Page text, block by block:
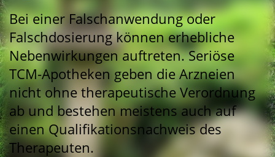
Bei einer Falschanwendung oder
Falschdosierung können erhebliche
Nebenwirkungen auftreten. Seriöse
TCM-Apotheken geben die Arzneien
nicht ohne therapeutische Verordnung
ab und bestehen meistens auch auf
einen Qualifikationsnachweis des
Therapeuten.